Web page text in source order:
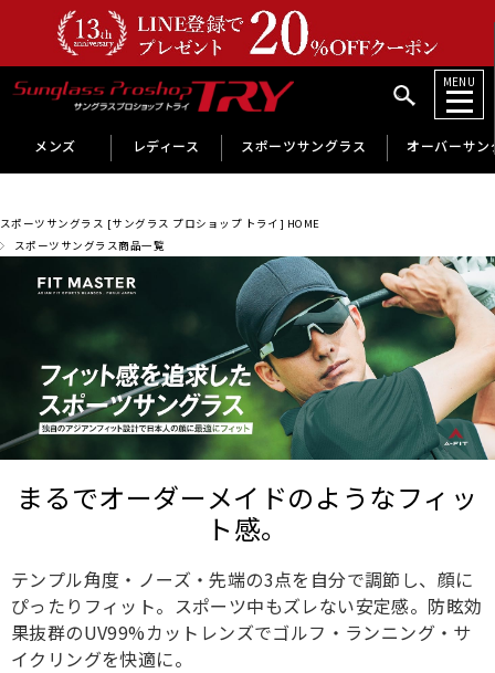
MENU
メンズ レディース スポーツサングラス オーバーサン
スポーツサングラス [サングラス プロショップ トライ] HOME
スポーツサングラス商品一覧
まるでオーダーメイドのようなフィッ
ト感。
テンプル角度・ノーズ・先端の3点を自分で調節し、顔に
ぴったりフィット。スポーツ中もズレない安定感。防眩効
果抜群のUV99%カットレンズでゴルフ・ランニング・サ
イクリングを快適に。